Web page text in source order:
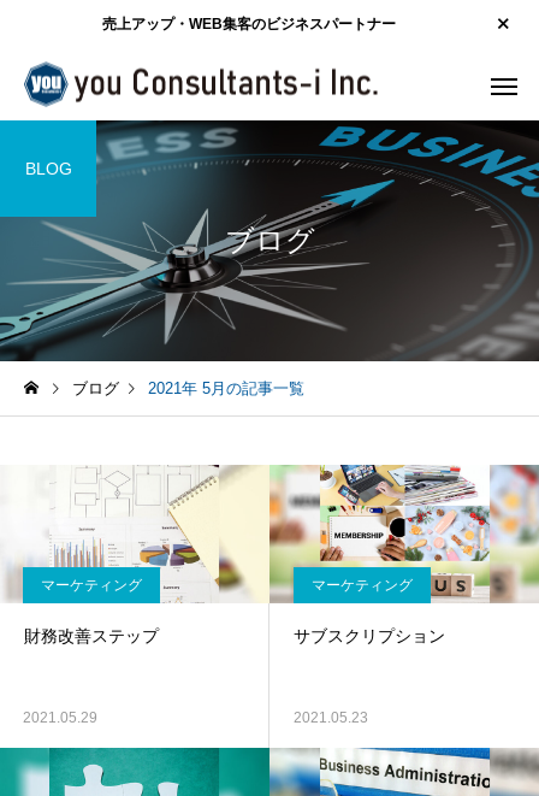
売上アップ・WEB集客のビジネスパートナー
ブログ
BLOG
ブログ 2021年 5月の記事一覧
マーケティング
財務改善ステップ
2021.05.29
マーケティング
サブスクリプション
2021.05.23